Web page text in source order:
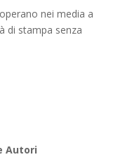
nei media a
di stampa senza
Autori